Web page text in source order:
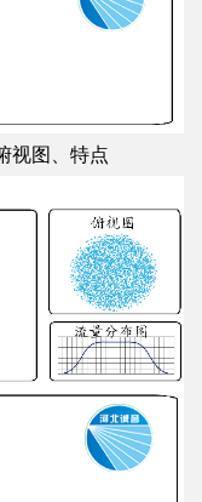
视图、特点